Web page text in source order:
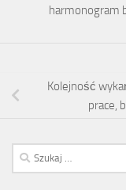
harmonogram
Kolejność
prace,
Szukaj: